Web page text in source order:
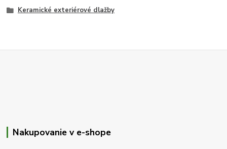
Keramické exteriérové dlažby
Nakupovanie v e-shope